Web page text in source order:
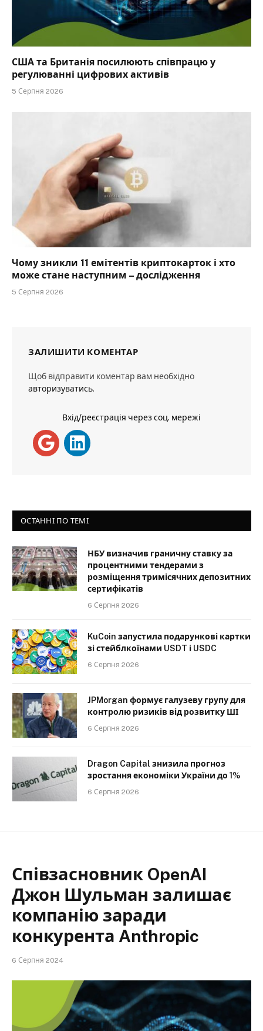
США та Британія посилюють співпрацю у
регулюванні цифрових активів
5 Серпня 2026
Чому зникли 11 емітентів криптокарток і хто
може стане наступним – дослідження
5 Серпня 2026
ЗАЛИШИТИ КОМЕНТАР
Щоб відправити коментар вам необхідно
авторизуватись.
Вхід/реєстрація через соц. мережі
ОСТАННІ ПО ТЕМІ
НБУ визначив граничну ставку за
процентними тендерами з
розміщення тримісячних депозитних
сертифікатів
6 Серпня 2026
KuCoin запустила подарункові картки
зі стейблкоїнами USDT і USDC
6 Серпня 2026
JPMorgan формує галузеву групу для
контролю ризиків від розвитку ШІ
6 Серпня 2026
Dragon Capital знизила прогноз
зростання економіки України до 1%
6 Серпня 2026
Співзасновник OpenAI
Джон Шульман залишає
компанію заради
конкурента Anthropic
6 Серпня 2024